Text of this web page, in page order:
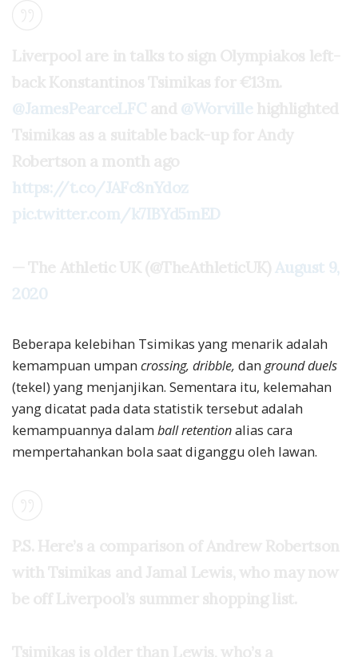
@JamesPearceLFC
@Worville
https://t.co/JAFc8nYdoz
pic.twitter.com/k7IBYd5mED
August 9,
2020
Beberapa kelebihan Tsimikas yang menarik adalah
kemampuan umpan crossing, dribble, dan ground duels
(tekel) yang menjanjikan. Sementara itu, kelemahan
yang dicatat pada data statistik tersebut adalah
kemampuannya dalam ball retentionalias cara
mempertahankan bola saat diganggu oleh lawan.